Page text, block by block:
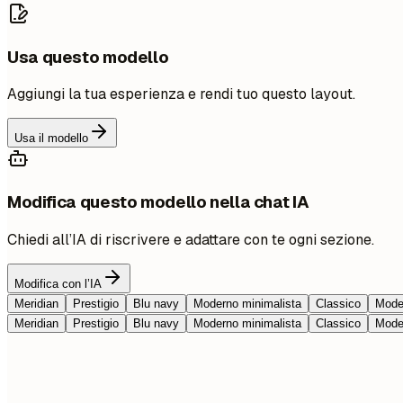
Usa questo modello
Aggiungi la tua esperienza e rendi tuo questo layout.
Usa il modello
Modifica questo modello nella chat IA
Chiedi all’IA di riscrivere e adattare con te ogni sezione.
Modifica con l’IA
Meridian
Prestigio Blu navy Moderno minimalista Classico
Meridian
Prestigio Blu navy Moderno minimalista Classico